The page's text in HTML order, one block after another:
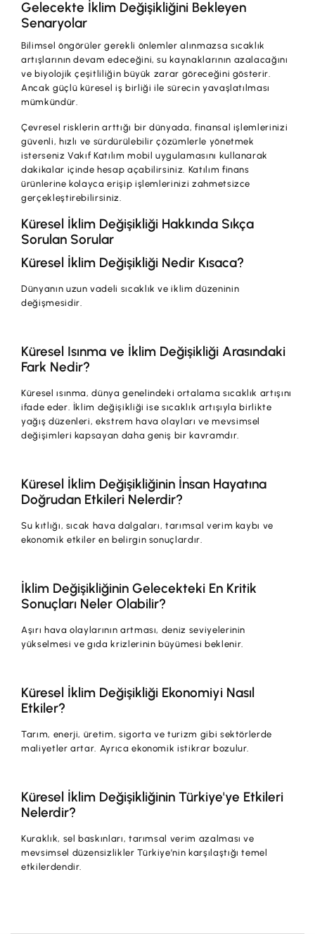
Gelecekte İklim Değişikliğini Bekleyen
Senaryolar
Bilimsel öngörüler gerekli önlemler alınmazsa sıcaklık
artışlarının devam edeceğini, su kaynaklarının azalacağını
ve biyolojik çeşitliliğin büyük zarar göreceğini gösterir.
Ancak güçlü küresel iş birliği ile sürecin yavaşlatılması
mümkündür.
Çevresel risklerin arttığı bir dünyada, finansal işlemlerinizi
güvenli, hızlı ve sürdürülebilir çözümlerle yönetmek
isterseniz Vakıf Katılım mobil uygulamasını kullanarak
dakikalar içinde hesap açabilirsiniz. Katılım finans
ürünlerine kolayca erişip işlemlerinizi zahmetsizce
gerçekleştirebilirsiniz.
Küresel İklim Değişikliği Hakkında Sıkça
Sorulan Sorular
Küresel İklim Değişikliği Nedir Kısaca?
Dünyanın uzun vadeli sıcaklık ve iklim düzeninin
değişmesidir.
Küresel Isınma ve İklim Değişikliği Arasındaki
Fark Nedir?
Küresel ısınma, dünya genelindeki ortalama sıcaklık artışını
ifade eder. İklim değişikliği ise sıcaklık artışıyla birlikte
yağış düzenleri, ekstrem hava olayları ve mevsimsel
değişimleri kapsayan daha geniş bir kavramdır.
Küresel İklim Değişikliğinin İnsan Hayatına
Doğrudan Etkileri Nelerdir?
Su kıtlığı, sıcak hava dalgaları, tarımsal verim kaybı ve
ekonomik etkiler en belirgin sonuçlardır.
İklim Değişikliğinin Gelecekteki En Kritik
Sonuçları Neler Olabilir?
Aşırı hava olaylarının artması, deniz seviyelerinin
yükselmesi ve gıda krizlerinin büyümesi beklenir.
Küresel İklim Değişikliği Ekonomiyi Nasıl
Etkiler?
Tarım, enerji, üretim, sigorta ve turizm gibi sektörlerde
maliyetler artar. Ayrıca ekonomik istikrar bozulur.
Küresel İklim Değişikliğinin Türkiye'ye Etkileri
Nelerdir?
Kuraklık, sel baskınları, tarımsal verim azalması ve
mevsimsel düzensizlikler Türkiye’nin karşılaştığı temel
etkilerdendir.